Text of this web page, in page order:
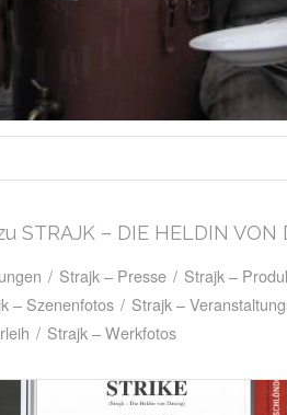
STRAJK – DIE HELDIN VON
/ Strajk – Presse / Strajk –
– Szenenfotos / Strajk –
/ Strajk – Werkfotos